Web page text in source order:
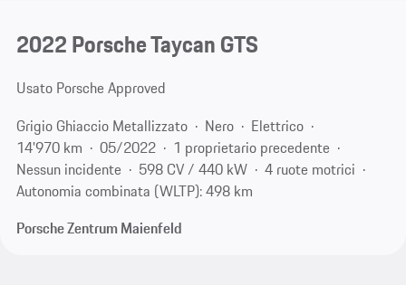
2022 Porsche Taycan GTS
Usato Porsche Approved
Grigio Ghiaccio Metallizzato
Nero
Elettrico
14'970 km
05/2022
1 proprietario precedente
Nessun incidente
598 CV / 440 kW
4 ruote motrici
Autonomia combinata (WLTP): 498 km
Porsche Zentrum Maienfeld